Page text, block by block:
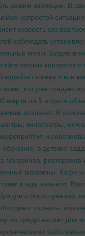
режим изоляции. В
непростой
скорость его
соблюдать
меры. Будьте
тесных контактов
гигиену и все
кто уже следует
марта по 5 апреля
сохранят. В
кинотеатры,
и
в детских
магазинов, ресторанов
магазины. Кафе и
и еда навынос.
и богослужений
помнить:
он представляет для